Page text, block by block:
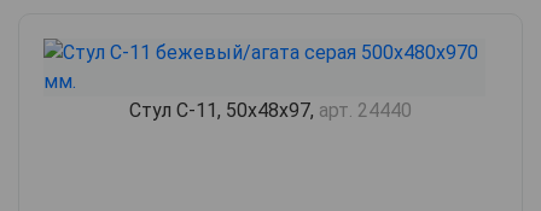
Стул С-11, 50х48х97, арт. 24440